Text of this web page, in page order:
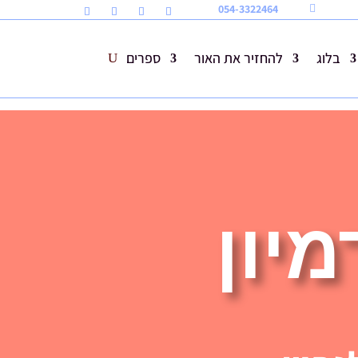

054-3322464
בלוג להחזיר את האור ספרים